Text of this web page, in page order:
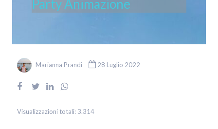
Party Animazione
Marianna Prandi 28 Luglio 2022
Visualizzazioni totali: 3.314